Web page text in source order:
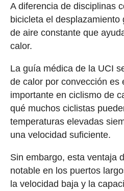
A diferencia de disciplinas
bicicleta el desplazamiento
de aire constante que
calor.
La guía médica de la UCI
de calor por convección es
importante en ciclismo de
qué muchos ciclistas
temperaturas elevadas
una velocidad suficiente.
Sin embargo, esta ventaja
notable en los puertos
la velocidad baja y la